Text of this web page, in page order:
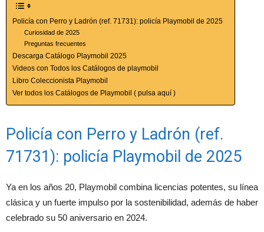
Policía con Perro y Ladrón (ref. 71731): policía Playmobil de 2025
Curiosidad de 2025
Preguntas frecuentes
Descarga Catálogo Playmobil 2025
Videos con Todos los Catálogos de playmobil
Libro Coleccionista Playmobil
Ver todos los Catálogos de Playmobil ( pulsa aquí )
Policía con Perro y Ladrón (ref.
71731): policía Playmobil de 2025
Ya en los años 20, Playmobil combina licencias potentes, su línea
clásica y un fuerte impulso por la sostenibilidad, además de haber
celebrado su 50 aniversario en 2024.